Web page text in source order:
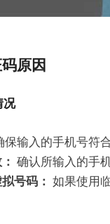
原因
况
保输入的手机号符
确认所输入的手
号码： 如果使用